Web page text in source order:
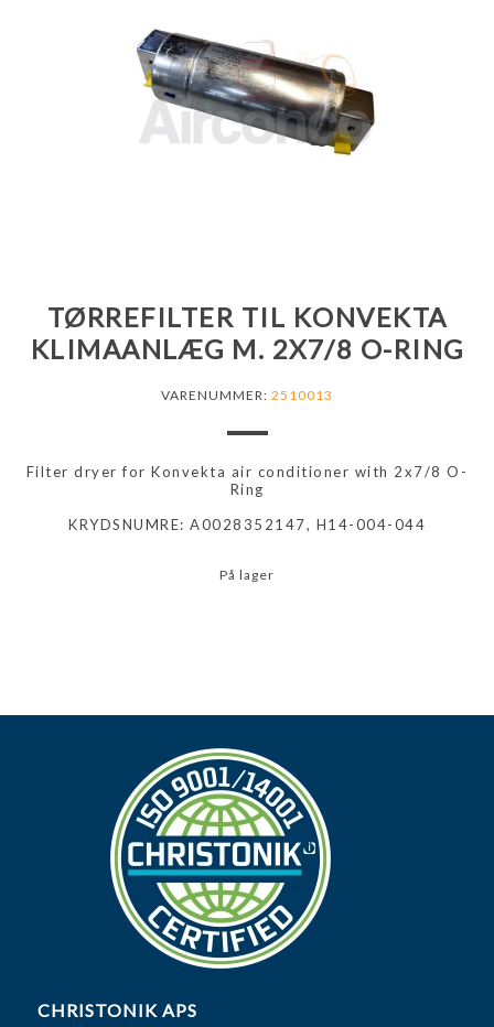
TØRREFILTER TIL KONVEKTA
KLIMAANLÆG M. 2X7/8 O-RING
VARENUMMER: 2510013
Filter dryer for Konvekta air conditioner with 2x7/8 O-
Ring
KRYDSNUMRE: A0028352147, H14-004-044
På lager
CHRISTONIK APS